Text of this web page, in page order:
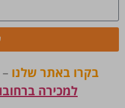
בקרו באתר שלנו
למכירה